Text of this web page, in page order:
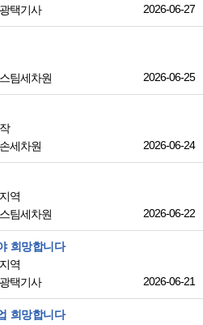
광택기사 2026-06-27
스팀세차원 2026-06-25
손세차원 2026-06-24
역
스팀세차원 2026-06-22
희망합니다
역
광택기사 2026-06-21
희망합니다